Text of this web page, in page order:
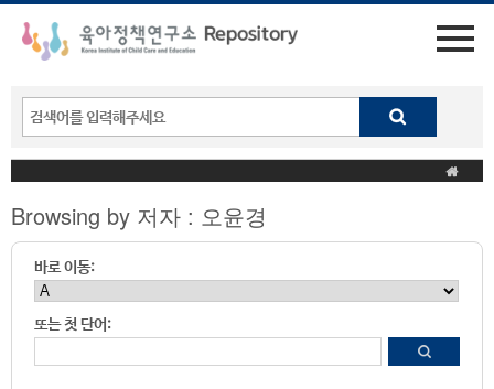
Browsing by 저자 : 오윤경
바로 이동:
또는 첫 단어: